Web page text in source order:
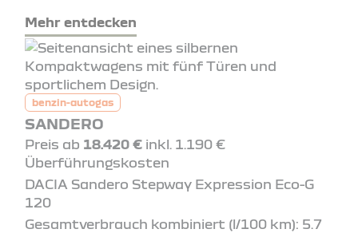
Mehr entdecken
benzin-autogas
SANDERO
Preis ab 18.420 € inkl. 1.190 €
Überführungskosten
DACIA Sandero Stepway Expression Eco-G
120
Gesamtverbrauch kombiniert (l/100 km): 5.7